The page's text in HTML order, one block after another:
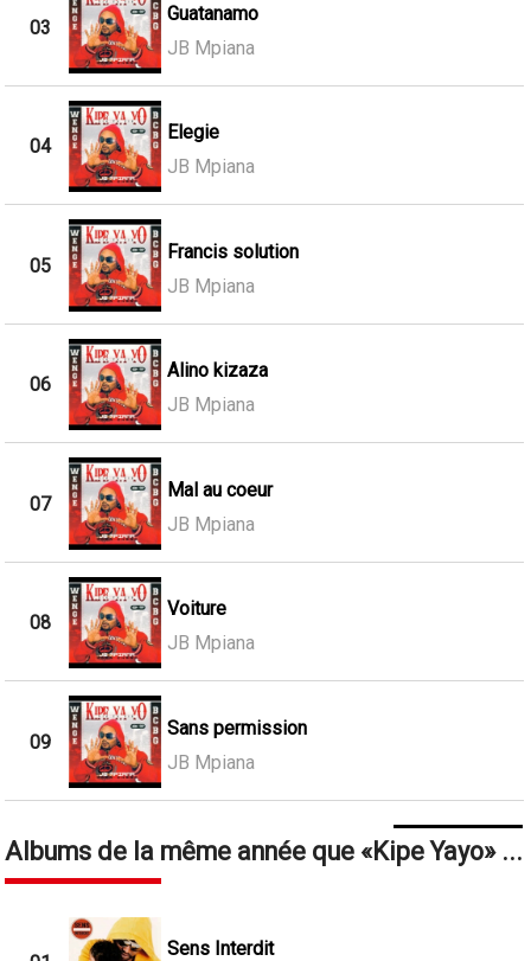
03
Guatanamo
JB Mpiana
04
Elegie
JB Mpiana
05
Francis solution
JB Mpiana
06
Alino kizaza
JB Mpiana
07
Mal au coeur
JB Mpiana
08
Voiture
JB Mpiana
09
Sans permission
JB Mpiana
Albums de la même année que Kipe Yayo ...
Sens Interdit